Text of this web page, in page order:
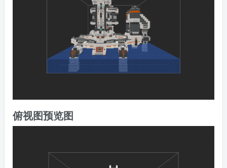
俯视图预览图